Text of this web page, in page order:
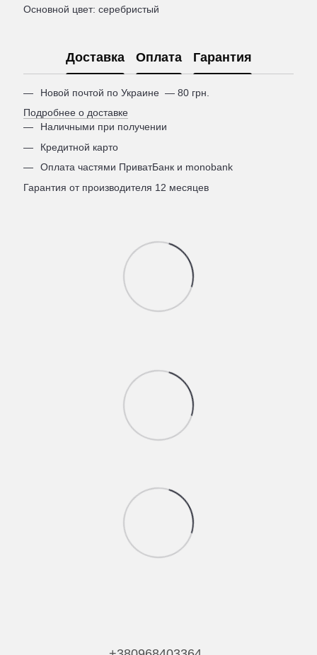
Основной цвет: серебристый
Доставка Оплата Гарантия
Новой почтой по Украине — 80 грн.
Подробнее о доставке
Наличными при получении
Кредитной карто
Оплата частями ПриватБанк и monobank
Гарантия от производителя 12 месяцев